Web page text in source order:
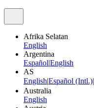
Afrika Selatan
English
Argentina
Español|English
AS
English|Español (Intl.)|
Australia
English